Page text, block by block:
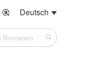
 Deutsch 